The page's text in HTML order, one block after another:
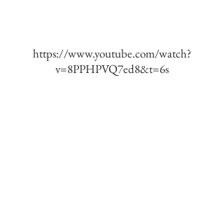
https://www.youtube.com/watch?
v=8PPHPVQ7ed8&t=6s